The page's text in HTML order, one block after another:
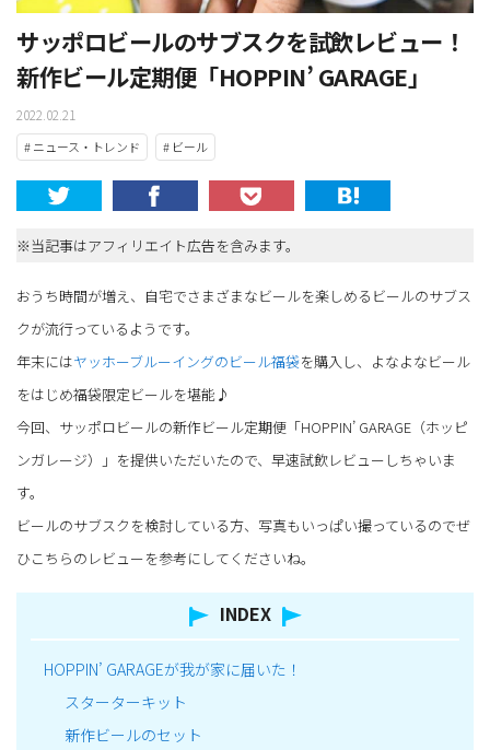
サッポロビールのサブスクを試飲レビュー！
新作ビール定期便「HOPPIN’ GARAGE」
2022.02.21
# ニュース・トレンド # ビール
※当記事はアフィリエイト広告を含みます。
おうち時間が増え、自宅でさまざまなビールを楽しめるビールのサブス
クが流行っているようです。
年末にはヤッホーブルーイングのビール福袋を購入し、よなよなビール
をはじめ福袋限定ビールを堪能♪
今回、サッポロビールの新作ビール定期便「HOPPIN’ GARAGE（ホッピ
ンガレージ）」を提供いただいたので、早速試飲レビューしちゃいま
す。
ビールのサブスクを検討している方、写真もいっぱい撮っているのでぜ
ひこちらのレビューを参考にしてくださいね。
INDEX
HOPPIN’ GARAGEが我が家に届いた！
スターターキット
新作ビールのセット